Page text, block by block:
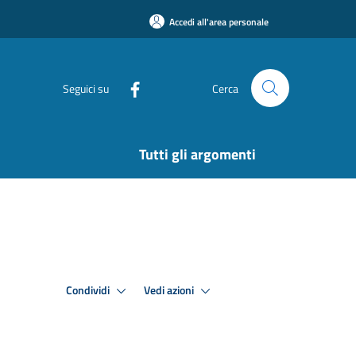
Accedi all'area personale
Seguici su Cerca
Tutti gli argomenti
Condividi Vedi azioni